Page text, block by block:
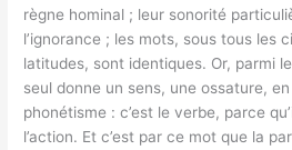
règne hominal ; leur sonorité
l’ignorance ; les mots, sous tous les
latitudes, sont identiques. Or, parmi
seul donne un sens, une ossature,
phonétisme : c’est le verbe, parce
l’action. Et c’est par ce mot que la